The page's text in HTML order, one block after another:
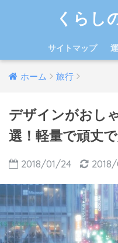
くらし
サイトマップ
ホーム 旅行
デザインがおし
選！軽量で頑丈
2018/01/24